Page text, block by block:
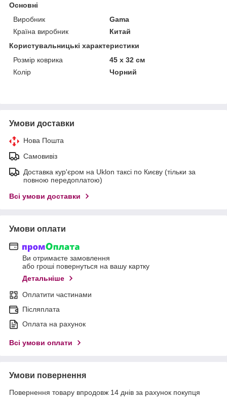
Основні
Виробник
Gama
Країна виробник
Китай
Користувальницькі характеристики
Розмір коврика
45 x 32 см
Колір
Чорний
Умови доставки
Нова Пошта
Самовивіз
Доставка кур'єром на Uklon таксі по Києву (тільки за
повною передоплатою)
Всі умови доставки
Умови оплати
Ви отримаєте замовлення
або гроші повернуться на вашу картку
Детальніше
Оплатити частинами
Післяплата
Оплата на рахунок
Всі умови оплати
Умови повернення
Повернення товару впродовж 14 днів за рахунок покупця